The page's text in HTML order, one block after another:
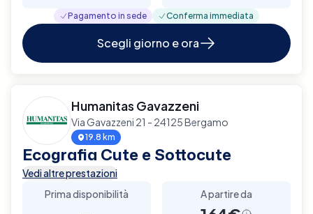
Pagamento in sede Conferma immediata
Scegli giorno e ora
Humanitas Gavazzeni
Via Gavazzeni 21 - 24125 Bergamo
19.8 km
Ecografia Cute e Sottocute
Vedi altre prestazioni
Prima disponibilità
A partire da